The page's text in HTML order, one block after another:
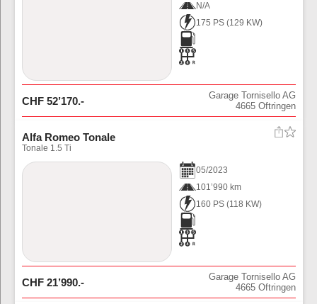
N/A
175 PS (129 KW)
CHF 52’170.-
Garage Tornisello AG
4665 Oftringen
Alfa Romeo Tonale
Tonale 1.5 Ti
05/2023
101’990 km
160 PS (118 KW)
CHF 21’990.-
Garage Tornisello AG
4665 Oftringen